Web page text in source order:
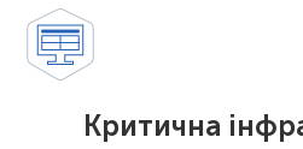
Критична